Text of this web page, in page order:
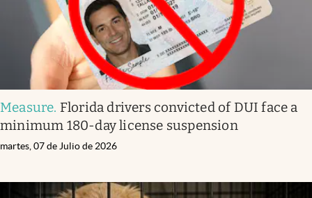
Measure. Florida drivers convicted of DUI face a
minimum 180-day license suspension
martes, 07 de Julio de 2026